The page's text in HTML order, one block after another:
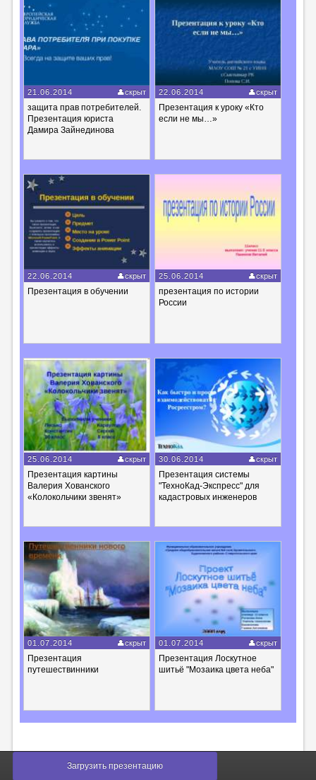
21.06.2014 скрыт
защита прав потребителей.
Презентация юриста
Дамира Зайнединова
22.06.2014 скрыт
Презентация к уроку «Кто
если не мы…»
22.06.2014 скрыт
Презентация в обучении
25.06.2014 скрыт
презентация по истории
России
25.06.2014 скрыт
Презентация картины
Валерия Хованского
«Колокольчики звенят»
30.06.2014 скрыт
Презентация системы
"ТехноКад-Экспресс" для
кадастровых инженеров
01.07.2014 скрыт
Презентация
путешествинники
01.07.2014 скрыт
Презентация Лоскутное
шитьё "Мозаика цвета неба"
Загрузить презентацию